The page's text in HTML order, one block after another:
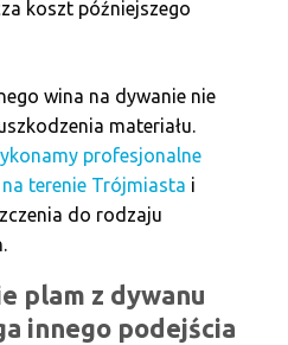
koszt późniejszego
wina na dywanie nie
materiału.
profesjonalne
terenie Trójmiasta i
do rodzaju
plam z dywanu
innego podejścia